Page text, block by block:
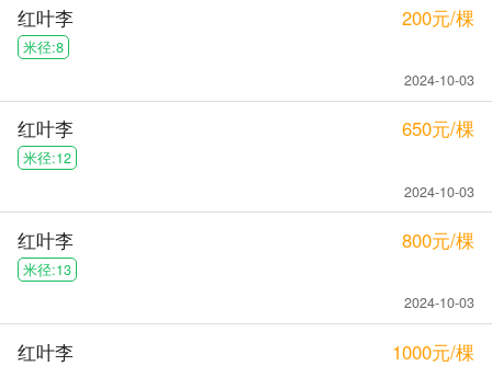
红叶李 200元/棵
米径:8
2024-10-03
红叶李 650元/棵
米径:12
2024-10-03
红叶李 800元/棵
米径:13
2024-10-03
红叶李 1000元/棵